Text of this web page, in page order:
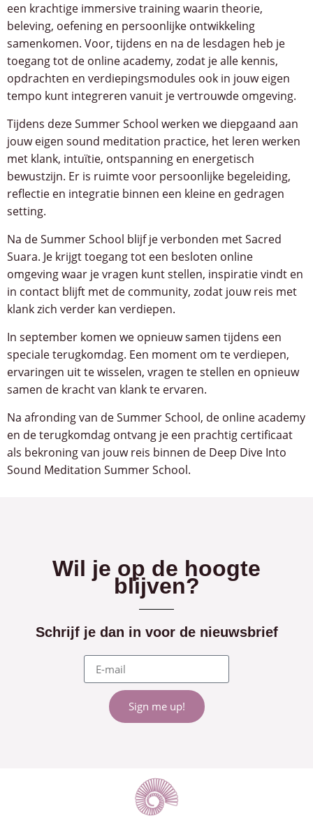
een krachtige immersive training waarin theorie,
beleving, oefening en persoonlijke ontwikkeling
samenkomen. Voor, tijdens en na de lesdagen heb je
toegang tot de online academy, zodat je alle kennis,
opdrachten en verdiepingsmodules ook in jouw eigen
tempo kunt integreren vanuit je vertrouwde omgeving.
Tijdens deze Summer School werken we diepgaand aan
jouw eigen sound meditation practice, het leren werken
met klank, intuïtie, ontspanning en energetisch
bewustzijn. Er is ruimte voor persoonlijke begeleiding,
reflectie en integratie binnen een kleine en gedragen
setting.
Na de Summer School blijf je verbonden met Sacred
Suara. Je krijgt toegang tot een besloten online
omgeving waar je vragen kunt stellen, inspiratie vindt en
in contact blijft met de community, zodat jouw reis met
klank zich verder kan verdiepen.
In september komen we opnieuw samen tijdens een
speciale terugkomdag. Een moment om te verdiepen,
ervaringen uit te wisselen, vragen te stellen en opnieuw
samen de kracht van klank te ervaren.
Na afronding van de Summer School, de online academy
en de terugkomdag ontvang je een prachtig certificaat
als bekroning van jouw reis binnen de Deep Dive Into
Sound Meditation Summer School.
Wil je op de hoogte
blijven?
Schrijf je dan in voor de nieuwsbrief
Sign me up!